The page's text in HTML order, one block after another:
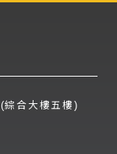
綜合大樓五樓)